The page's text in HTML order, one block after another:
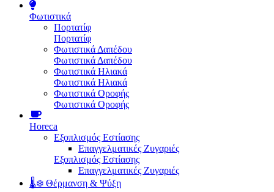
Φωτιστικά
Πορτατίφ
Πορτατίφ
Φωτιστικά Δαπέδου
Φωτιστικά Δαπέδου
Φωτιστικά Ηλιακά
Φωτιστικά Ηλιακά
Φωτιστικά Οροφής
Φωτιστικά Οροφής
Horeca
Εξοπλισμός Εστίασης
Επαγγελματικές Ζυγαριές
Εξοπλισμός Εστίασης
Επαγγελματικές Ζυγαριές
🌡️❄️ Θέρμανση & Ψύξη